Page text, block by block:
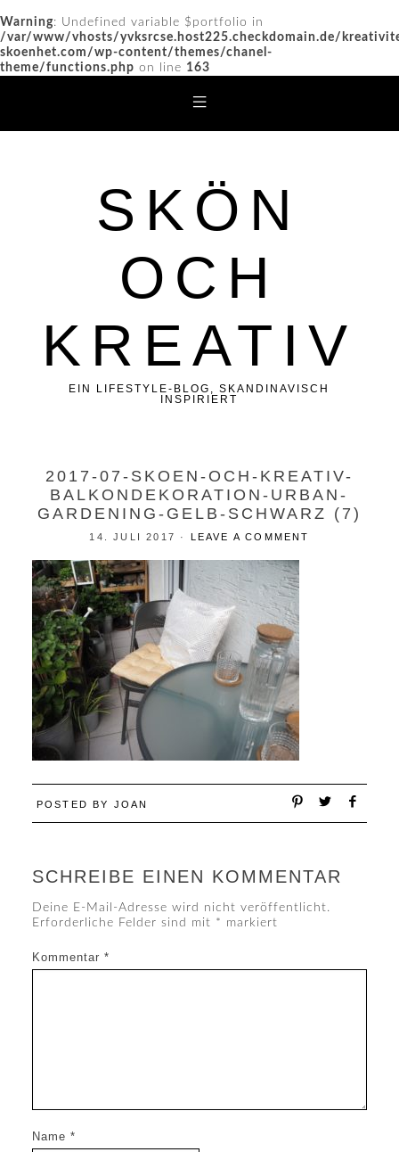
Warning: Undefined variable $portfolio in
/var/www/vhosts/yvksrcse.host225.checkdomain.de/
skoenhet.com/wp-content/themes/chanel-
theme/functions.php on line 163
SKÖN
OCH
KREATIV
EIN LIFESTYLE-BLOG, SKANDINAVISCH
INSPIRIERT
2017-07-SKOEN-OCH-KREATIV-
BALKONDEKORATION-URBAN-
GARDENING-GELB-SCHWARZ (7)
14. JULI 2017 · LEAVE A COMMENT
POSTED BY JOAN
SCHREIBE EINEN KOMMENTAR
Deine E-Mail-Adresse wird nicht veröffentlicht.
Erforderliche Felder sind mit * markiert
Kommentar *
Name *